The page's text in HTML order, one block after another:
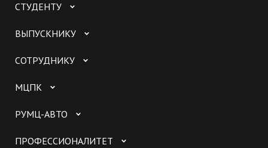
СТУДЕНТУ
ВЫПУСКНИКУ
СОТРУДНИКУ
МЦПК
РУМЦ-АВТО
ПРОФЕССИОНАЛИТЕТ